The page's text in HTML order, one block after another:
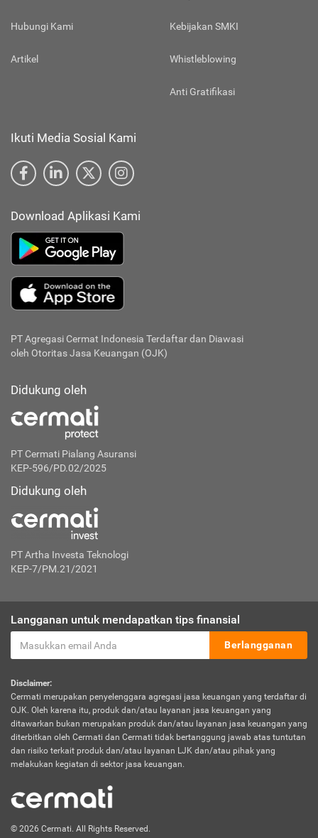
Hubungi Kami
Artikel
Kebijakan SMKI
Whistleblowing
Anti Gratifikasi
Ikuti Media Sosial Kami
Download Aplikasi Kami
PT Agregasi Cermat Indonesia Terdaftar dan Diawasi
oleh Otoritas Jasa Keuangan (OJK)
Didukung oleh
PT Cermati Pialang Asuransi
KEP-596/PD.02/2025
Didukung oleh
PT Artha Investa Teknologi
KEP-7/PM.21/2021
Langganan untuk mendapatkan tips finansial
Berlangganan
Disclaimer:
Cermati merupakan penyelenggara agregasi jasa keuangan yang terdaftar di
OJK. Oleh karena itu, produk dan/atau layanan jasa keuangan yang
ditawarkan bukan merupakan produk dan/atau layanan jasa keuangan yang
diterbitkan oleh Cermati dan Cermati tidak bertanggung jawab atas tuntutan
dan risiko terkait produk dan/atau layanan LJK dan/atau pihak yang
melakukan kegiatan di sektor jasa keuangan.
© 2026 Cermati. All Rights Reserved.